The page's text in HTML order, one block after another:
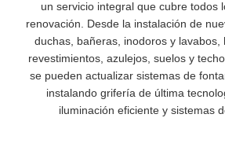
un servicio integral que cubre todos
renovación. Desde la instalación de
duchas, bañeras, inodoros y lavabos,
revestimientos, azulejos, suelos y
se pueden actualizar sistemas de
instalando grifería de última
iluminación eficiente y sistemas